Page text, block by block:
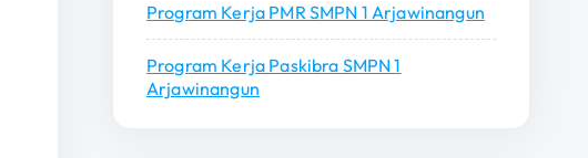
Program Kerja PMR SMPN 1 Arjawinangun
Program Kerja Paskibra SMPN 1
Arjawinangun